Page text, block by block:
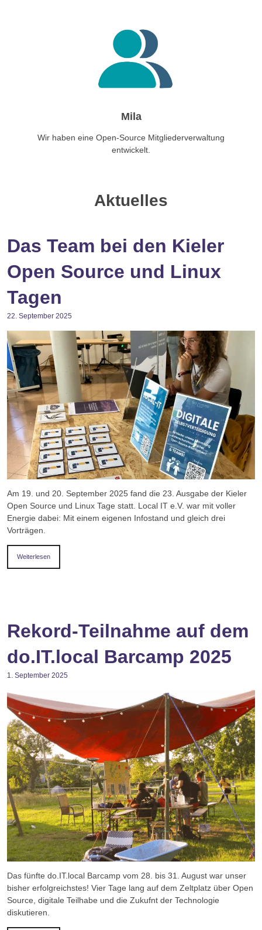
Mila
Wir haben eine Open-Source Mitgliederverwaltung
entwickelt.
Aktuelles
Das Team bei den Kieler
Open Source und Linux
Tagen
22. September 2025
Am 19. und 20. September 2025 fand die 23. Ausgabe der Kieler
Open Source und Linux Tage statt. Local IT e.V. war mit voller
Energie dabei: Mit einem eigenen Infostand und gleich drei
Vorträgen.
Weiterlesen
Rekord-Teilnahme auf dem
do.IT.local Barcamp 2025
1. September 2025
Das fünfte do.IT.local Barcamp vom 28. bis 31. August war unser
bisher erfolgreichstes! Vier Tage lang auf dem Zeltplatz über Open
Source, digitale Teilhabe und die Zukufnt der Technologie
diskutieren.